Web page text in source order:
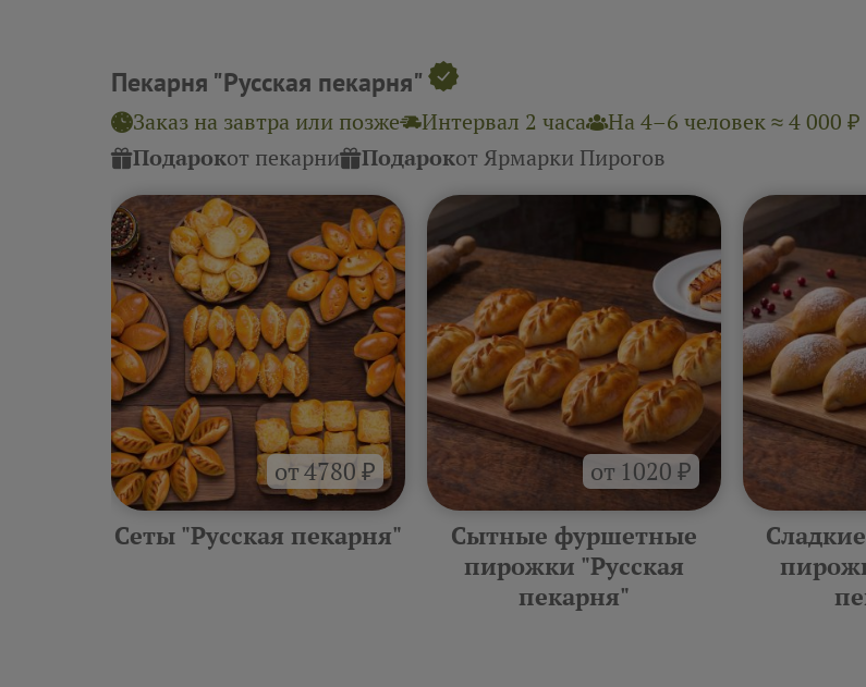
Пекарня "Русская пекарня"
Заказ на завтра или позже Интервал 2 часа
На 4–6 человек ≈ 4 000 ₽
Подарокот пекарни Подарокот Ярмарки Пирогов
от 4780 ₽
Сеты "Русская пекарня"
от 1020 ₽
Сытные фуршетные
пирожки "Русская
пекарня"